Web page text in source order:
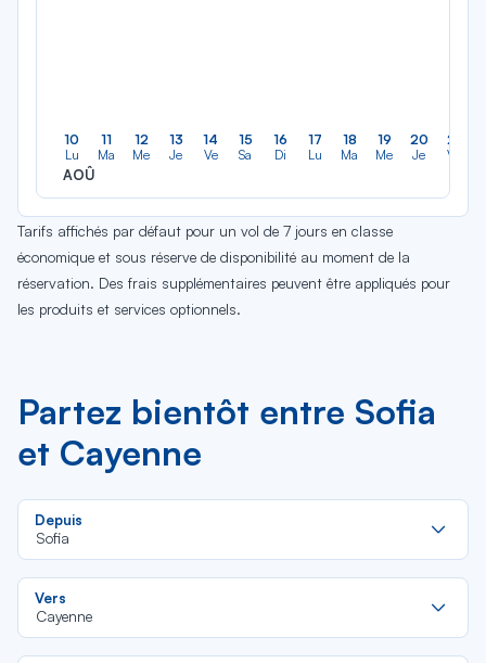
10
Lu
AOÛ
11
Ma
12
Me
13
Je
14
Ve
15
Sa
16
Di
17
Lu
18
Ma
19
Me
20
Je
21
Ve
Tarifs affichés par défaut pour un vol de 7 jours en classe
économique et sous réserve de disponibilité au moment de la
réservation. Des frais supplémentaires peuvent être appliqués pour
les produits et services optionnels.
Partez bientôt entre Sofia
et Cayenne
Depuis
Sofia
Vers
Cayenne